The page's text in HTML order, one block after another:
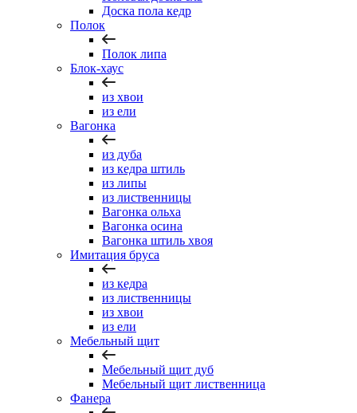
Доска пола кедр
Полок
Полок липа
Блок-хаус
из хвои
из ели
Вагонка
из дуба
из кедра штиль
из липы
из лиственницы
Вагонка ольха
Вагонка осина
Вагонка штиль хвоя
Имитация бруса
из кедра
из лиственницы
из хвои
из ели
Мебельный щит
Мебельный щит дуб
Мебельный щит лиственница
Фанера